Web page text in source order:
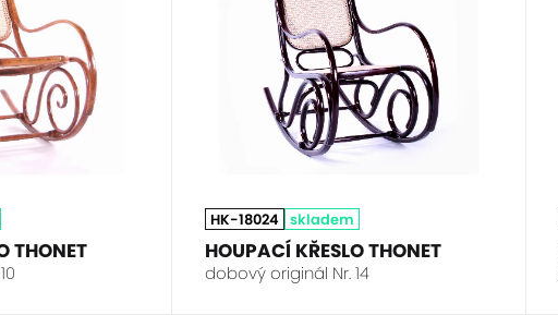
THONET
HK-18024 skladem
HOUPACÍ KŘESLO THONET
dobový originál Nr. 14